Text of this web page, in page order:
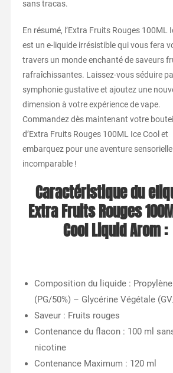
sans tracas.
En résumé, l’Extra Fruits Rouges 100ML
est un e-liquide irrésistible qui vous fera
travers un monde enchanté de saveurs
rafraîchissantes. Laissez-vous séduire
symphonie gustative et ajoutez une
dimension à votre expérience de vape.
Commandez dès maintenant votre
d’Extra Fruits Rouges 100ML Ice Cool et
embarquez pour une aventure sensorielle
incomparable !
Caractéristique du
Extra Fruits Rouges
Cool Liquid Arom :
Composition du liquide : Propylène
(PG/50%) – Glycérine Végétale
Saveur : Fruits rouges
Contenance du flacon : 100 ml
nicotine
Contenance Maximum : 120 ml